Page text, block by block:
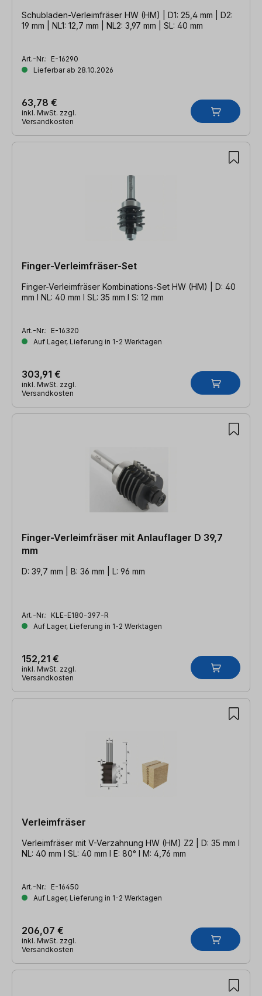
Schubladen-Verleimfräser HW (HM) | D1: 25,4 mm | D2:
19 mm | NL1: 12,7 mm | NL2: 3,97 mm | SL: 40 mm
Art.-Nr.: E-16290
Lieferbar ab 28.10.2026
63,78 €
inkl. MwSt. zzgl.
Versandkosten
Finger-Verleimfräser-Set
Finger-Verleimfräser Kombinations-Set HW (HM) | D: 40
mm l NL: 40 mm l SL: 35 mm l S: 12 mm
Art.-Nr.: E-16320
Auf Lager, Lieferung in 1-2 Werktagen
303,91 €
inkl. MwSt. zzgl.
Versandkosten
Finger-Verleimfräser mit Anlauflager D 39,7
mm
D: 39,7 mm | B: 36 mm | L: 96 mm
Art.-Nr.: KLE-E180-397-R
Auf Lager, Lieferung in 1-2 Werktagen
152,21 €
inkl. MwSt. zzgl.
Versandkosten
Verleimfräser
Verleimfräser mit V-Verzahnung HW (HM) Z2 | D: 35 mm l
NL: 40 mm l SL: 40 mm l E: 80° l M: 4,76 mm
Art.-Nr.: E-16450
Auf Lager, Lieferung in 1-2 Werktagen
206,07 €
inkl. MwSt. zzgl.
Versandkosten